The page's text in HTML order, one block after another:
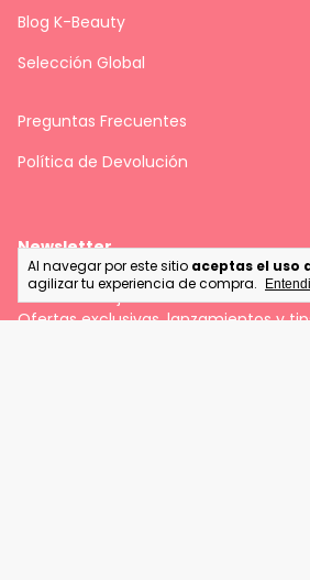
Al navegar por este sitio aceptas el uso
agilizar tu experiencia de compra.
Blog K-Beauty
Selección Global
Preguntas Frecuentes
Política de Devolución
Newsletter
Recibe lo mejor de la cosmética
Ofertas exclusivas, lanzamientos y